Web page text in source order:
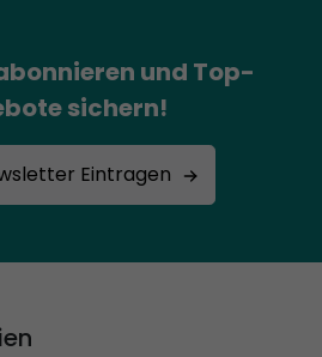
und Top-
sichern!
Eintragen